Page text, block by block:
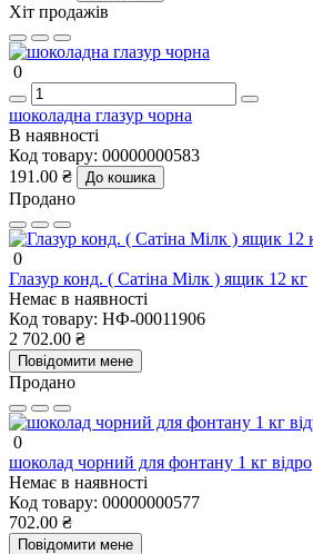
Хіт продажів
0
шоколадна глазур чорна
В наявності
Код товару: 00000000583
191.00 ₴
До кошика
Продано
0
Глазур конд. ( Сатіна Мілк ) ящик 12 кг
Немає в наявності
Код товару: НФ-00011906
2 702.00 ₴
Повідомити мене
Продано
0
шоколад чорний для фонтану 1 кг відро
Немає в наявності
Код товару: 00000000577
702.00 ₴
Повідомити мене